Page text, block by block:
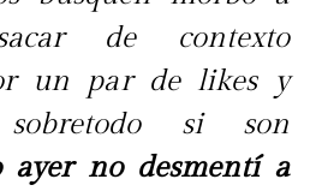
de contexto
un par de likes y
sobretodo si son
ayer no desmentí a